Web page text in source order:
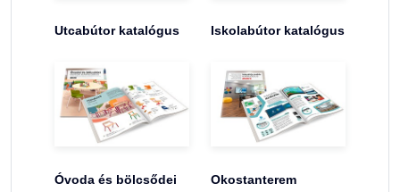
Utcabútor katalógus Iskolabútor katalógus
Óvoda és bölcsődei
Okostanterem